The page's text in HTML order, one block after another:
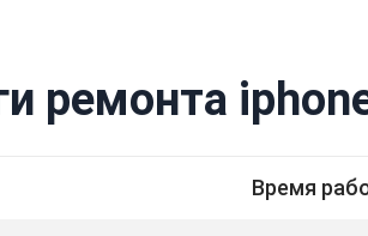
ремонта
Время